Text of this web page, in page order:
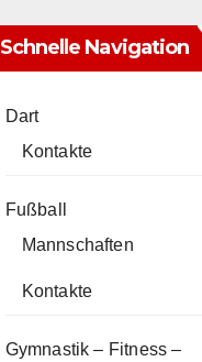
Schnelle Navigation
Dart
Kontakte
Fußball
Mannschaften
Kontakte
Gymnastik – Fitness –